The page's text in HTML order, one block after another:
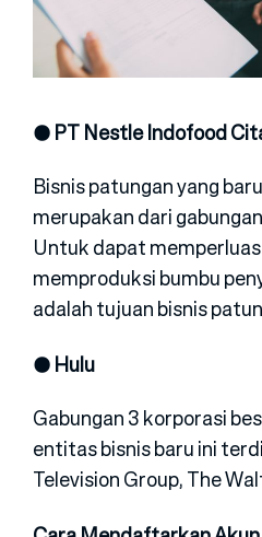
● PT Nestle Indofood
Bisnis patungan yang
merupakan dari
Untuk dapat
memproduksi bumbu
adalah tujuan bisnis
● Hulu
Gabungan 3 korporasi
entitas bisnis baru ini
Television Group, The